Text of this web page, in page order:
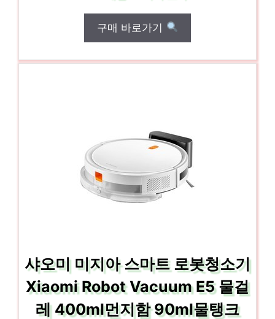
구매 바로가기
샤오미 미지아 스마트 로봇청소기
Xiaomi Robot Vacuum E5 물걸
레 400ml먼지함 90ml물탱크